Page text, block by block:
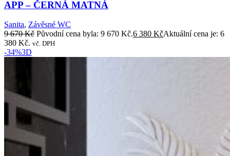
APP – ČERNÁ MATNÁ
Sanita, Závěsné WC
9 670Kč Původní cena byla: 9 670 Kč.6 380 KčAktuální cena je: 6
380 Kč. vč. DPH
-34%3D